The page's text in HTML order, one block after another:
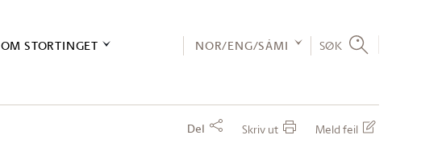
OM STORTINGET NOR/ENG/SÁMI SØK
Del Skriv ut Meld feil